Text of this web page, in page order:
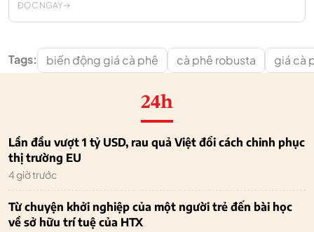
ĐỌC NGAY
Tags: biến động giá cà phê cà phê robusta giá cà
24h
Lần đầu vượt 1 tỷ USD, rau quả Việt đổi cách chinh phục
thị trường EU
4 giờ trước
Từ chuyện khởi nghiệp của một người trẻ đến bài học
về sở hữu trí tuệ của HTX